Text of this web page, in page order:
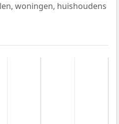
woningen, huishoudens